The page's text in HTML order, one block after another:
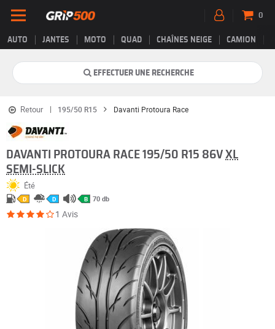
AUTO JANTES MOTO QUAD CHAÎNES NEIGE CAMION
0
EFFECTUER UNE RECHERCHE
Retour 195/50 R15 Davanti Protoura Race
DAVANTI PROTOURA RACE 195/50 R15 86V XL
SEMI-SLICK
Été
D D B 70 db
1 Avis